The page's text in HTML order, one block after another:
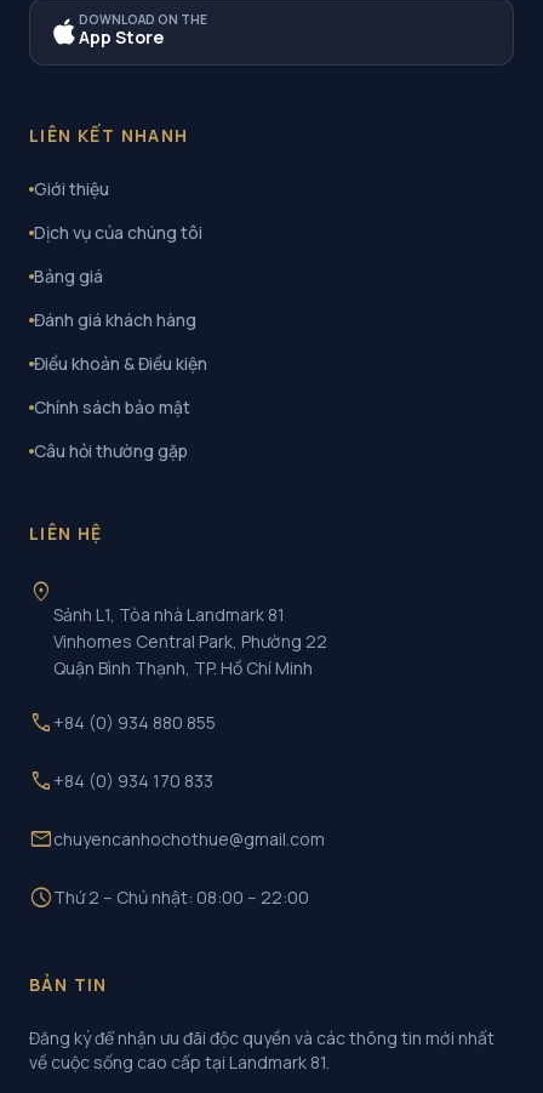
DOWNLOAD ON THE
App Store
LIÊN KẾT NHANH
Giới thiệu
Dịch vụ của chúng tôi
Bảng giá
Đánh giá khách hàng
Điều khoản & Điều kiện
Chính sách bảo mật
Câu hỏi thường gặp
LIÊN HỆ
location_on
Sảnh L1, Tòa nhà Landmark 81
Vinhomes Central Park, Phường 22
Quận Bình Thạnh, TP. Hồ Chí Minh
call +84 (0) 934 880 855
call +84 (0) 934 170 833
mailchuyencanhochothue@gmail.com
scheduleThứ 2 – Chủ nhật: 08:00 – 22:00
BẢN TIN
Đăng ký để nhận ưu đãi độc quyền và các thông tin mới nhất
về cuộc sống cao cấp tại Landmark 81.